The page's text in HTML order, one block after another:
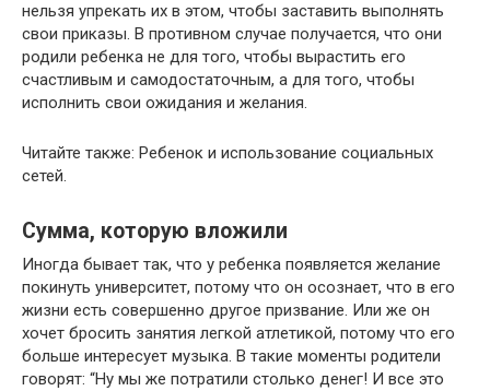
нельзя упрекать их в этом, чтобы заставить выполнять
свои приказы. В противном случае получается, что они
родили ребенка не для того, чтобы вырастить его
счастливым и самодостаточным, а для того, чтобы
исполнить свои ожидания и желания.
Читайте также: Ребенок и использование социальных
сетей.
Сумма, которую вложили
Иногда бывает так, что у ребенка появляется желание
покинуть университет, потому что он осознает, что в его
жизни есть совершенно другое призвание. Или же он
хочет бросить занятия легкой атлетикой, потому что его
больше интересует музыка. В такие моменты родители
говорят: “Ну мы же потратили столько денег! И все это